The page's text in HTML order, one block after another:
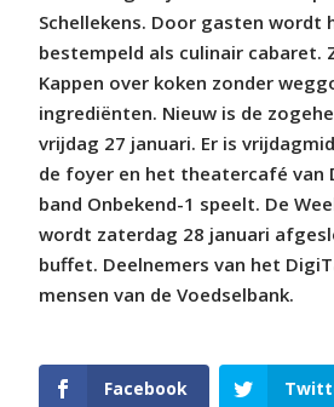
Schellekens. Door gasten wordt
bestempeld als culinair cabaret.
Kappen over koken zonder
ingrediënten. Nieuw is de
vrijdag 27 januari. Er is
de foyer en het theatercafé van
band Onbekend-1 speelt. De
wordt zaterdag 28 januari
buffet. Deelnemers van het
mensen van de Voedselbank.
Facebook